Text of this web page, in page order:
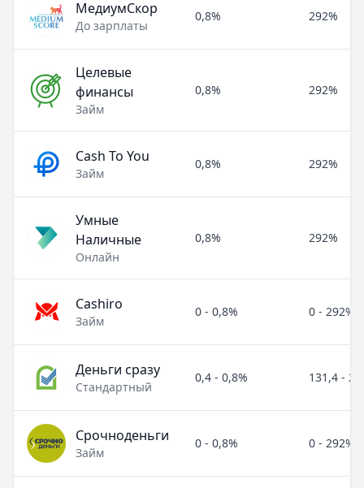
МедиумСкор
До зарплаты
0,8% 292%
Целевые
финансы
Займ
0,8% 292%
Cash To You
Займ
0,8% 292%
Умные
Наличные
Онлайн
0,8% 292%
Cashiro
Займ
0 - 0,8% 0 - 292%
Деньги сразу
Стандартный
0,4 - 0,8% 131,4 -
Срочноденьги
Займ
0 - 0,8% 0 - 292%